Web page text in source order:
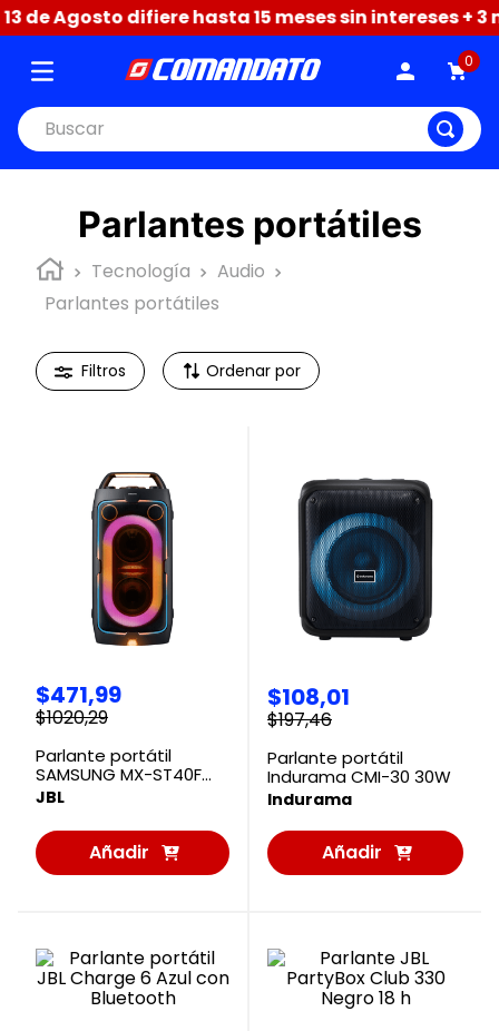
difiere hasta 15 meses sin intereses + 3
0
Buscar
Parlantes portátiles
Tecnología
Audio
Parlantes portátiles
Ordenar por
$471,99
$1020,29
Parlante portátil
SAMSUNG MX-ST40F
Negro
JBL
Añadir
al
$108,01
$197,46
Parlante portátil
Indurama CMI-30 30W
Indurama
Añadir
al